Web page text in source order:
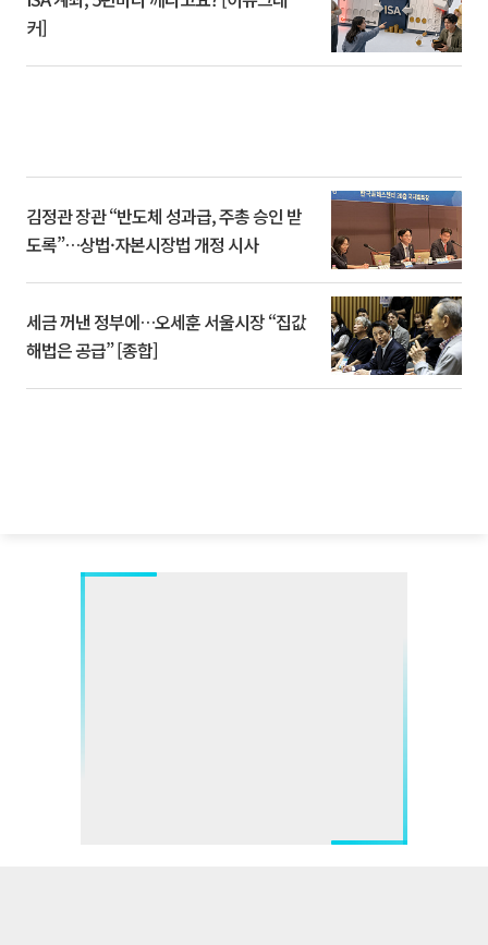
커]
김정관 장관 “반도체 성과급, 주총 승인 받
도록”…상법·자본시장법 개정 시사
세금 꺼낸 정부에…오세훈 서울시장 “집값
해법은 공급” [종합]